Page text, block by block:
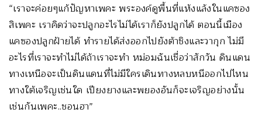
“เราจะค่อยๆแก้ปัญหาเพคะ พระองค์ดูพื้นที่แห้งแล้งในแคซอง
สิเพคะ เราคิดว่าจะปลูกอะไรไม่ได้เราก็ยังปลูกได้ ตอนนี้เมือง
แคซองปลูกฝ้ายได้ ทำรายได้ส่งออกไปยังต้าชิงและวากุก ไม่มี
อะไรที่เราจะทำไม่ได้ถ้าเราจะทำ หม่อมฉันเชื่อว่าสักวัน ดินแดน
ทางเหนือจะเป็นดินแดนที่ไม่มีใครเดินทางหลบหนีออกไปไหน
ทางใต้เจริญเช่นใด เปียงยางและพยองอันก็จะเจริญอย่างนั้น
เช่นกันเพคะ..ชอนฮา”